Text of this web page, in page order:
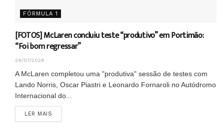
FÓRMULA 1
[FOTOS] McLaren concluiu teste “produtivo” em Portimão:
“Foi bom regressar”
29/07/2026
A McLaren completou uma "produtiva" sessão de testes com
Lando Norris, Oscar Piastri e Leonardo Fornaroli no Autódromo
Internacional do...
LER MAIS